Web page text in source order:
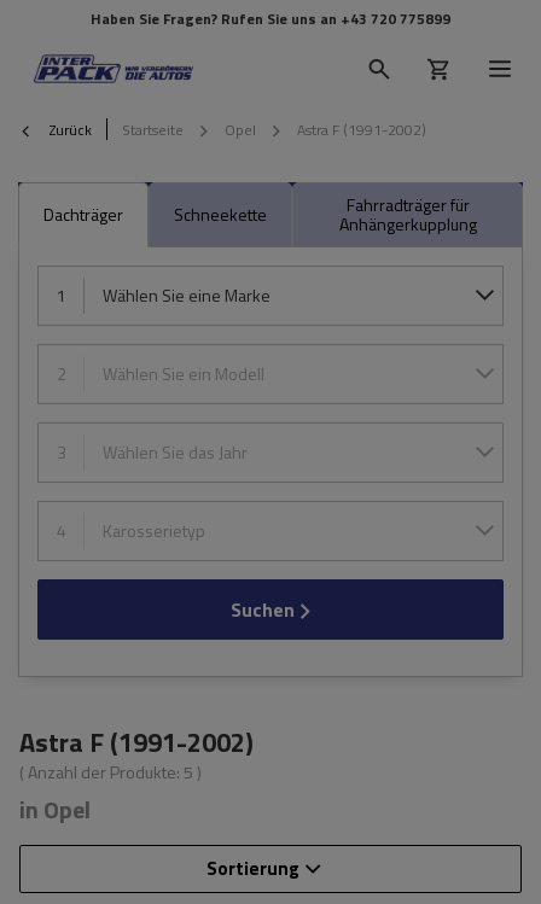
Haben Sie Fragen? Rufen Sie uns an +43 720 775899
Zurück Startseite Opel Astra F (1991-2002)
Dachträger Schneekette Fahrradträger für
Anhängerkupplung
1 Wählen Sie eine Marke
2 Wählen Sie ein Modell
3 Wählen Sie das Jahr
4 Karosserietyp
Suchen
Astra F (1991-2002)
( Anzahl der Produkte: 5 )
in Opel
Sortierung